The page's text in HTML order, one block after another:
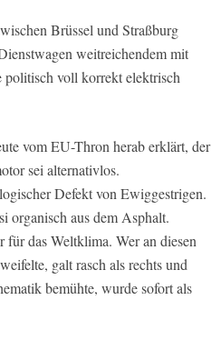
Brüssel und Straßburg
weitreichendem mit
politisch voll korrekt elektrisch
vom EU-Thron herab erklärt, der
sei alternativlos.
Defekt von Ewiggestrigen.
organisch aus dem Asphalt.
das Weltklima. Wer an diesen
galt rasch als rechts und
bemühte, wurde sofort als